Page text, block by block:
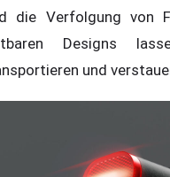
die Verfolgung von
Designs
und